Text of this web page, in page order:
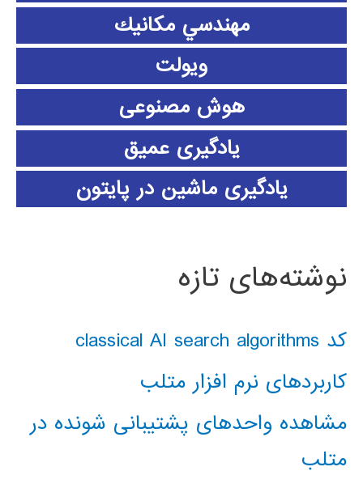
مهندسي مكانيك
ویولت
هوش مصنوعی
یادگیری عمیق
یادگیری ماشین در پایتون
نوشته‌های تازه
کد classical AI search algorithms
کاربردهای نرم افزار متلب
مشاهده واحدهای پشتیبانی شونده در
متلب